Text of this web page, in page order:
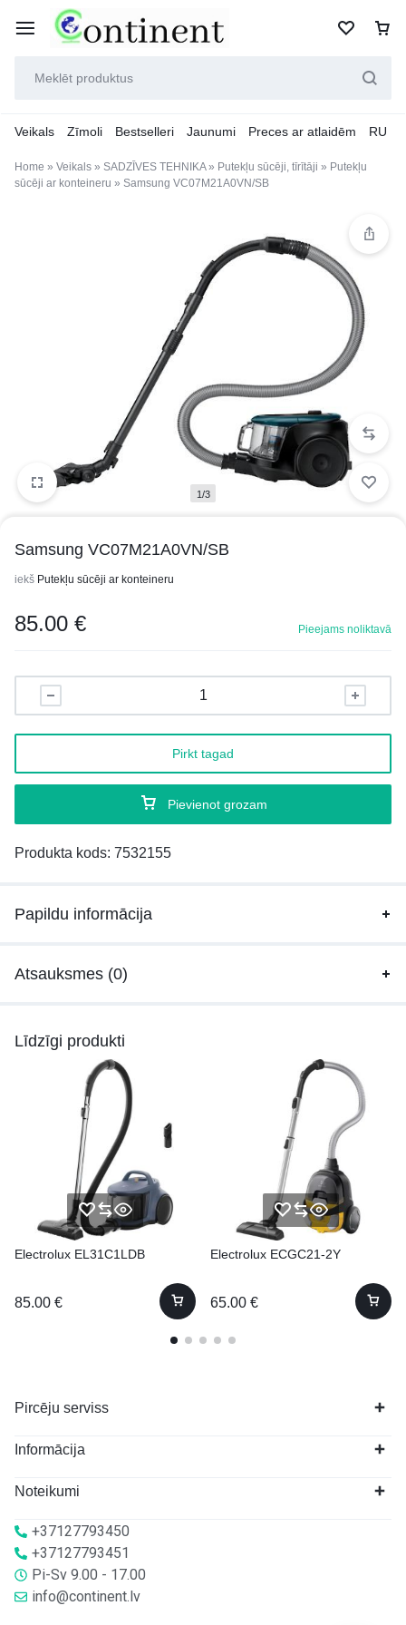
Veikals Zīmoli Bestselleri Jaunumi Preces ar atlaidēm RU
Home » Veikals » SADZĪVES TEHNIKA» Putekļu sūcēji, tīrītāji » Putekļu
sūcēji ar konteineru » Samsung VC07M21A0VN/SB
1/3
Samsung VC07M21A0VN/SB
iekš Putekļu sūcēji ar konteineru
85.00 € Pieejams noliktavā
Pievienot grozam
Pirkt tagad
Produkta kods: 7532155
Papildu informācija
Atsauksmes (0)
Līdzīgi produkti
Electrolux EL31C1LDB
85.00 €
Electrolux ECGC21-2Y
65.00 €
Pircēju serviss
Informācija
Noteikumi
+37127793450
+37127793451
Pi-Sv 9.00 - 17.00
info@continent.lv